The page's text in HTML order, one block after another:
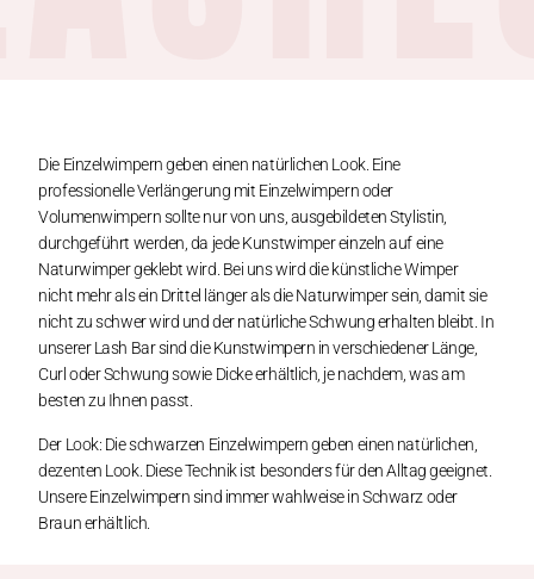
Die Einzelwimpern geben einen natürlichen Look. Eine
professionelle Verlängerung mit Einzelwimpern oder
Volumenwimpern sollte nur von uns, ausgebildeten Stylistin,
durchgeführt werden, da jede Kunstwimper einzeln auf eine
Naturwimper geklebt wird. Bei uns wird die künstliche Wimper
nicht mehr als ein Drittel länger als die Naturwimper sein, damit sie
nicht zu schwer wird und der natürliche Schwung erhalten bleibt. In
unserer Lash Bar sind die Kunstwimpern in verschiedener Länge,
Curl oder Schwung sowie Dicke erhältlich, je nachdem, was am
besten zu Ihnen passt.
Der Look: Die schwarzen Einzelwimpern geben einen natürlichen,
dezenten Look. Diese Technik ist besonders für den Alltag geeignet.
Unsere Einzelwimpern sind immer wahlweise in Schwarz oder
Braun erhältlich.